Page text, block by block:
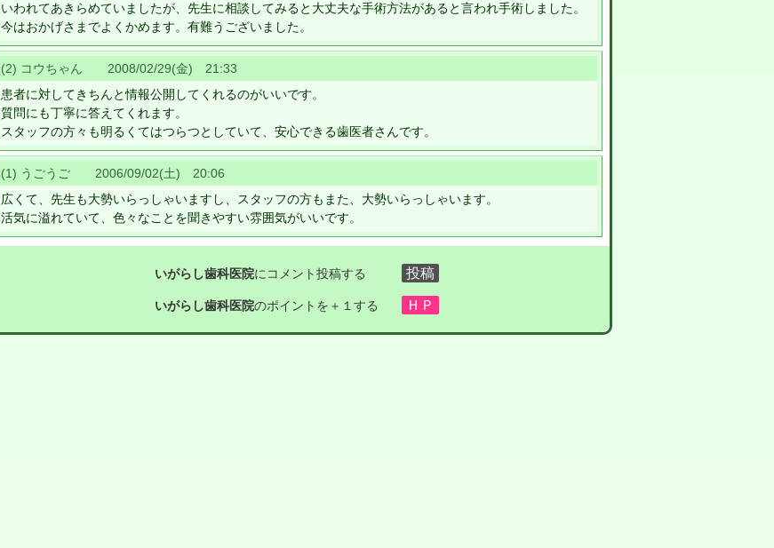
いわれてあきらめていましたが、先生に相談してみると大丈夫な手術方法があると言われ手術しました。
今はおかげさまでよくかめます。有難うございました。
(2) コウちゃん 2008/02/29(金) 21:33
患者に対してきちんと情報公開してくれるのがいいです。
質問にも丁寧に答えてくれます。
スタッフの方々も明るくてはつらつとしていて、安心できる歯医者さんです。
(1) うごうご 2006/09/02(土) 20:06
広くて、先生も大勢いらっしゃいますし、スタッフの方もまた、大勢いらっしゃいます。
活気に溢れていて、色々なことを聞きやすい雰囲気がいいです。
いがらし歯科医院にコメント投稿する
いがらし歯科医院のポイントを＋１する